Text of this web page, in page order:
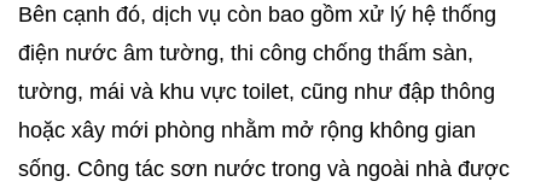
Bên cạnh đó, dịch vụ còn bao gồm xử lý hệ thống
điện nước âm tường, thi công chống thấm sàn,
tường, mái và khu vực toilet, cũng như đập thông
hoặc xây mới phòng nhằm mở rộng không gian
sống. Công tác sơn nước trong và ngoài nhà được